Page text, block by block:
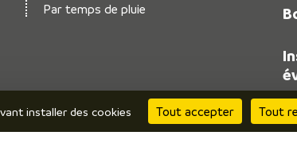
Par temps de pluie
installer des cookies Tout accepter Tout